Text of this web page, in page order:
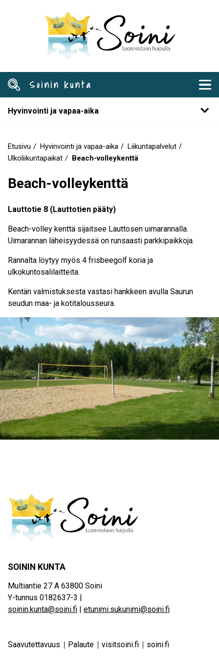
Soinin kunta
Hyvinvointi ja vapaa-aika
Murupolku
Etusivu Hyvinvointi ja vapaa-aika
Liikuntapalvelut
Ulkoliikuntapaikat
Beach-volleykenttä
Beach-volleykenttä
Lauttotie 8 (Lauttotien pääty)
Beach-volley kenttä sijaitsee Lauttosen uimarannalla.
Uimarannan läheisyydessä on runsaasti parkkipaikkoja.
Rannalta löytyy myös 4 frisbeegolf koria ja
ulkokuntosalilaitteita.
Kentän valmistuksesta vastasi hankkeen avulla Saurun
seudun maa- ja kotitalousseura.
SOININ KUNTA
Multiantie 27 A 63800 Soini
Y-tunnus 0182637-3 |
soinin.kunta@soini.fi
etunimi.sukunimi@soini.fi
Saavutettavuus Palaute visitsoini.fi soini.fi